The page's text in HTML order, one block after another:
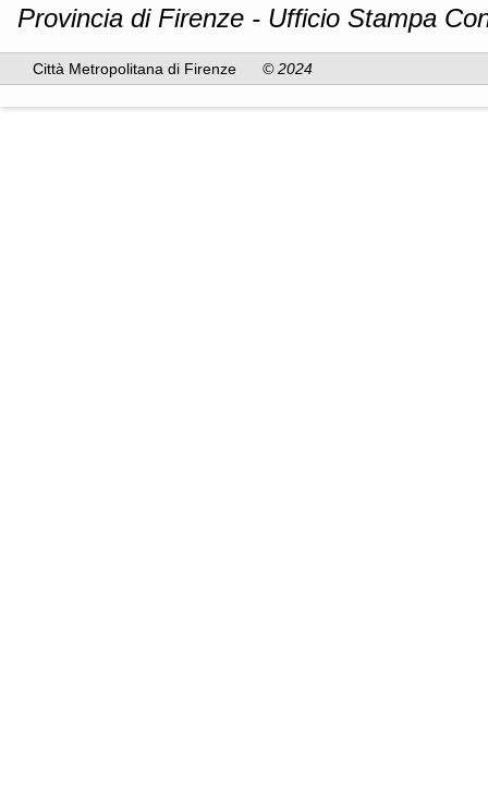
Provincia di Firenze - Ufficio Stampa
Città Metropolitana di Firenze © 2024